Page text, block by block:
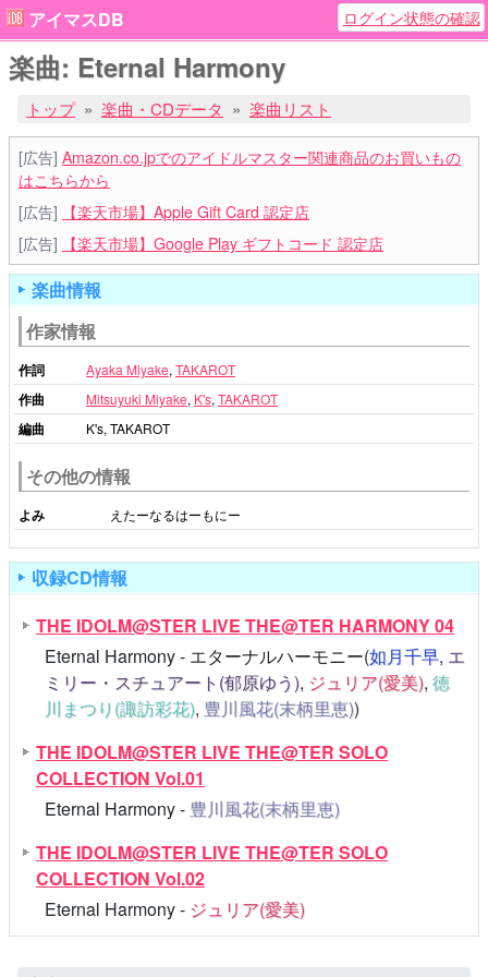
アイマスDB ログイン状態の確認
楽曲: Eternal Harmony
トップ 楽曲・CDデータ 楽曲リスト
[広告] Amazon.co.jpでのアイドルマスター関連商品のお買いもの
はこちらから
[広告]
【楽天市場】Apple Gift Card 認定店
[広告]
【楽天市場】Google Play ギフトコード 認定店
楽曲情報
作家情報
作詞 Ayaka Miyake, TAKAROT
作曲 Mitsuyuki Miyake, K's, TAKAROT
編曲 K's, TAKAROT
その他の情報
よみ えたーなるはーもにー
収録CD情報
THE IDOLM@STER LIVE THE@TER HARMONY 04
Eternal Harmony - エターナルハーモニー(如月千早, エ
ミリー・スチュアート(郁原ゆう), ジュリア(愛美), 徳
川まつり(諏訪彩花), 豊川風花(末柄里恵))
THE IDOLM@STER LIVE THE@TER SOLO
COLLECTION Vol.01
Eternal Harmony - 豊川風花(末柄里恵)
THE IDOLM@STER LIVE THE@TER SOLO
COLLECTION Vol.02
Eternal Harmony - ジュリア(愛美)